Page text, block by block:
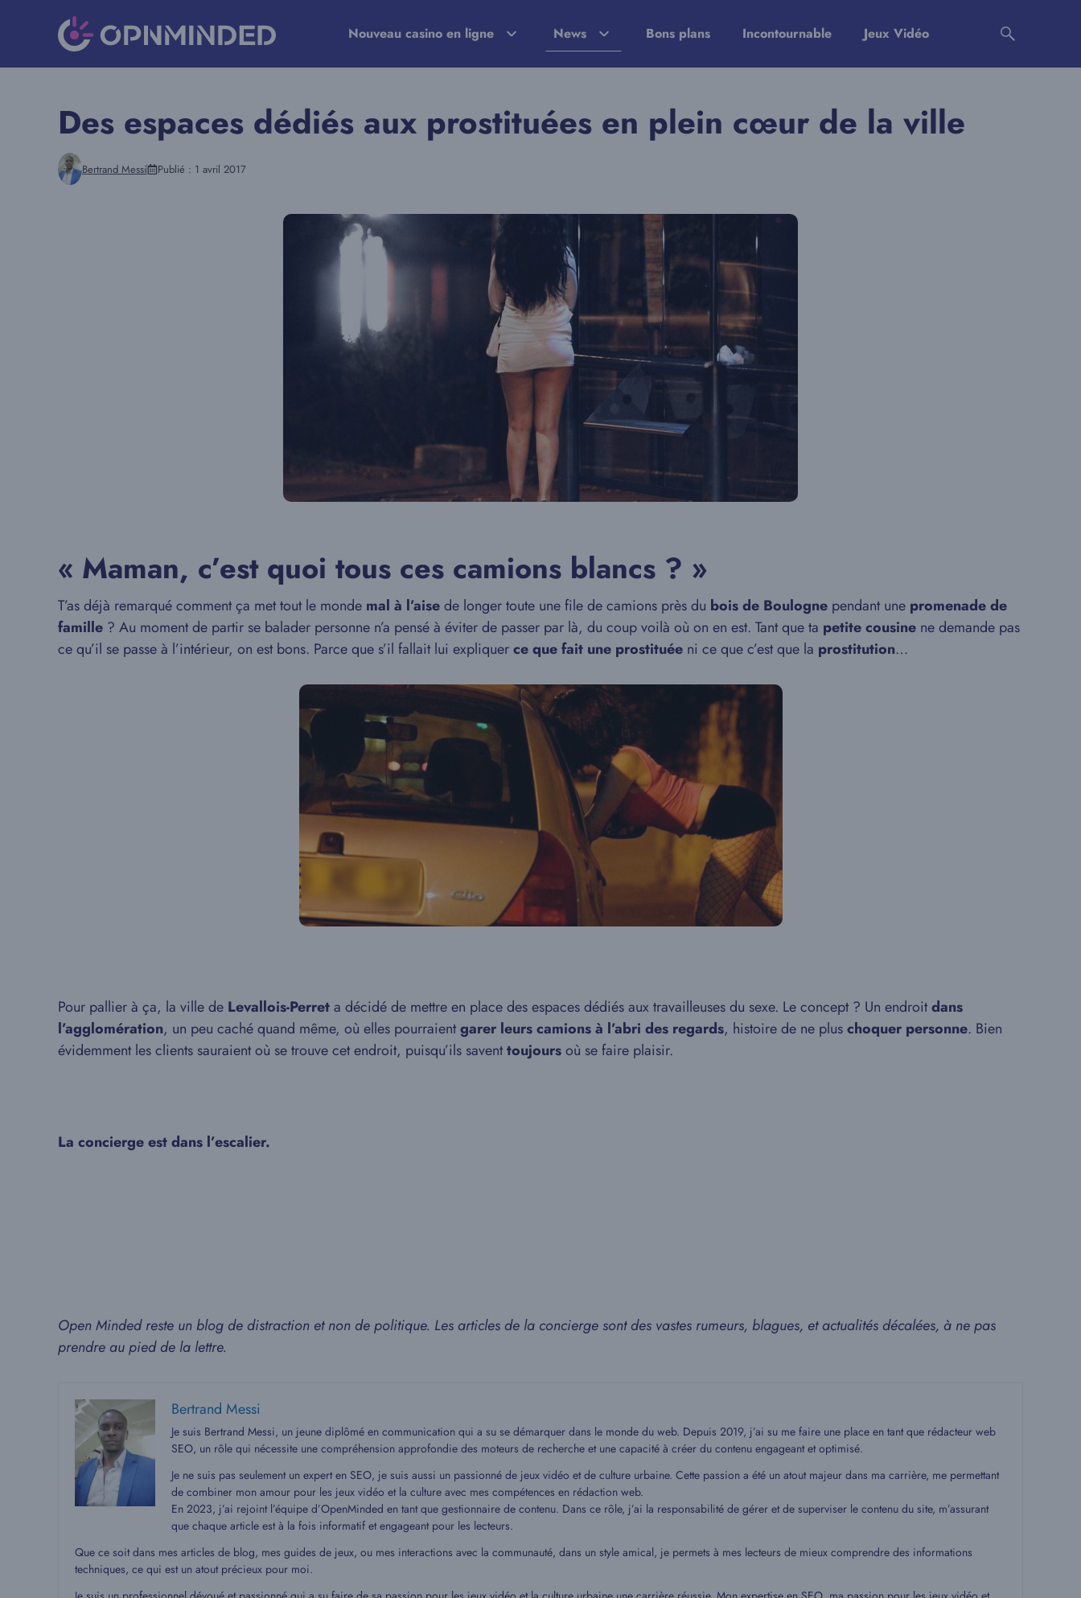
Nouveau casino en ligne News Bons plans Incontournable Jeux Vidéo
Des espaces dédiés aux prostituées en plein cœur de la ville
Bertrand Messi Publié : 1 avril 2017
« Maman, c’est quoi tous ces camions blancs ? »
T’as déjà remarqué comment ça met tout le monde mal à l’aisede longer toute une file de camions près du bois de Boulogne pendant une promenade de
famille ? Au moment de partir se balader personne n’a pensé à éviter de passer par là, du coup voilà où on en est. Tant que ta petite cousine ne demande pas
ce qu’il se passe à l’intérieur, on est bons. Parce que s’il fallait lui expliquerce que fait une prostituée ni ce que c’est que la prostitution…
Pour pallier à ça, la ville de Levallois-Perreta décidé de mettre en place des espaces dédiés aux travailleuses du sexe. Le concept ? Un endroitdans
l’agglomération, un peu caché quand même, où elles pourraientgarer leurs camions à l’abri des regards, histoire de ne pluschoquer personne. Bien
évidemment les clients sauraient où se trouve cet endroit, puisqu’ils saventtoujoursoù se faire plaisir.
La concierge est dans l’escalier.
Open Minded reste un blog de distraction et non de politique. Les articles de la concierge sont des vastes rumeurs, blagues, et actualités décalées, à ne pas
prendre au pied de la lettre.
Bertrand Messi
Je suis Bertrand Messi, un jeune diplômé en communication qui a su se démarquer dans le monde du web. Depuis 2019, j’ai su me faire une place en tant que rédacteur web
SEO, un rôle qui nécessite une compréhension approfondie des moteurs de recherche et une capacité à créer du contenu engageant et optimisé.
Je ne suis pas seulement un expert en SEO, je suis aussi un passionné de jeux vidéo et de culture urbaine. Cette passion a été un atout majeur dans ma carrière, me permettant
de combiner mon amour pour les jeux vidéo et la culture avec mes compétences en rédaction web.
En 2023, j’ai rejoint l’équipe d’OpenMinded en tant que gestionnaire de contenu. Dans ce rôle, j’ai la responsabilité de gérer et de superviser le contenu du site, m’assurant
que chaque article est à la fois informatif et engageant pour les lecteurs.
Que ce soit dans mes articles de blog, mes guides de jeux, ou mes interactions avec la communauté, dans un style amical, je permets à mes lecteurs de mieux comprendre des informations
techniques, ce qui est un atout précieux pour moi.